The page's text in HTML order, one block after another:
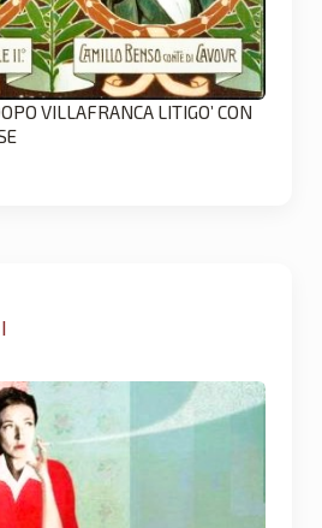
VILLAFRANCA LITIGO’ CON